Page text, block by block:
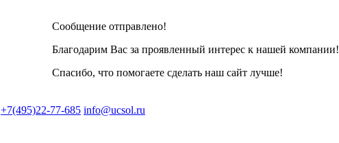
Сообщение отправлено!
Благодарим Вас за проявленный интерес к нашей компании!
Спасибо, что помогаете сделать наш сайт лучше!
+7(495)22-77-685 info@ucsol.ru